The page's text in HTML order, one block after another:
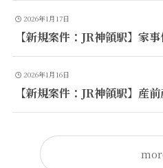
2026年1月17日
【新規案件：JR神領駅】家
2026年1月16日
【新規案件：JR神領駅】産